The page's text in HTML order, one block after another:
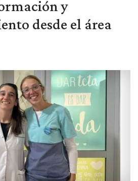
y
desde el área